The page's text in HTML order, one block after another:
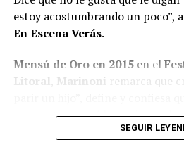
estoy acostumbrando un poco”,
En Escena Verás.
Mensú de Oro en 2015en el
Litoral Marinoni remarca que
momentos saqué las mejores
SEGUIR